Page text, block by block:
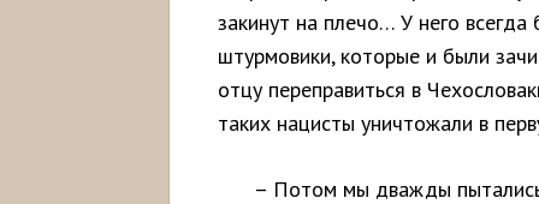
закинут на плечо… У него
штурмовики, которые и были
отцу переправиться в
таких нацисты уничтожали в
– Потом мы дважды